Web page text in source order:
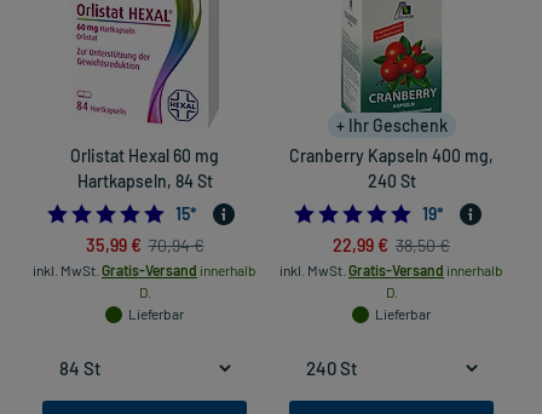
Orlistat Hexal 60 mg
Hartkapseln, 84 St
4.8
15*
35,99 € 70,94 €
inkl. MwSt. Gratis-Versand innerhalb
D.
Lieferbar
+ Ihr Geschenk
Cranberry Kapseln 400 mg,
240 St
19*
22,99 € 38,50 €
inkl. MwSt. Gratis-Versand innerhalb
D.
Lieferbar